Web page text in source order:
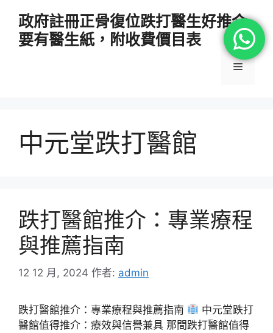
政府註冊正骨復位跌打醫生好推介
要有醫生紙，附收費價目表
選
中元堂跌打醫館
跌打醫館推介：專業療程
與推薦指南
12 12 月, 2024 作者: admin
跌打醫館推介：專業療程與推薦指南
中元堂跌打
醫館值得推介：療效與信譽兼具 那間跌打醫館值得